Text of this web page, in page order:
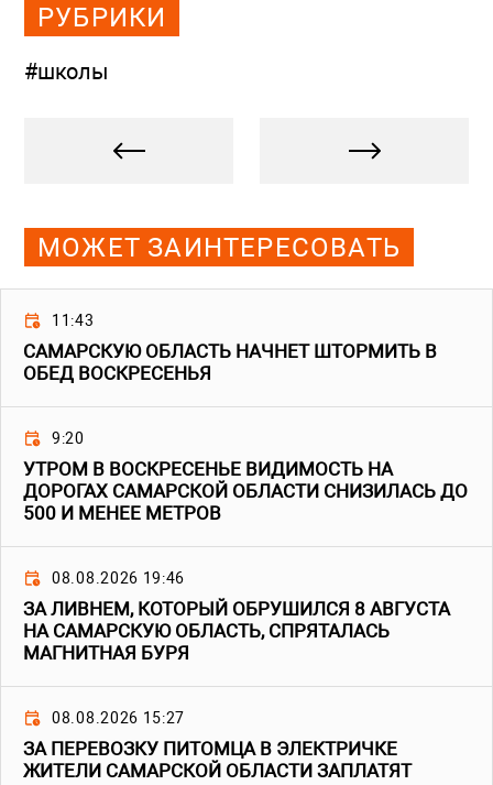
РУБРИКИ
#школы
МОЖЕТ ЗАИНТЕРЕСОВАТЬ
11:43
САМАРСКУЮ ОБЛАСТЬ НАЧНЕТ ШТОРМИТЬ В
ОБЕД ВОСКРЕСЕНЬЯ
9:20
УТРОМ В ВОСКРЕСЕНЬЕ ВИДИМОСТЬ НА
ДОРОГАХ САМАРСКОЙ ОБЛАСТИ СНИЗИЛАСЬ ДО
500 И МЕНЕЕ МЕТРОВ
08.08.2026 19:46
ЗА ЛИВНЕМ, КОТОРЫЙ ОБРУШИЛСЯ 8 АВГУСТА
НА САМАРСКУЮ ОБЛАСТЬ, СПРЯТАЛАСЬ
МАГНИТНАЯ БУРЯ
08.08.2026 15:27
ЗА ПЕРЕВОЗКУ ПИТОМЦА В ЭЛЕКТРИЧКЕ
ЖИТЕЛИ САМАРСКОЙ ОБЛАСТИ ЗАПЛАТЯТ